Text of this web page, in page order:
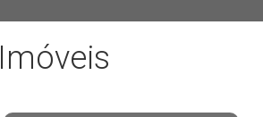
Imóveis